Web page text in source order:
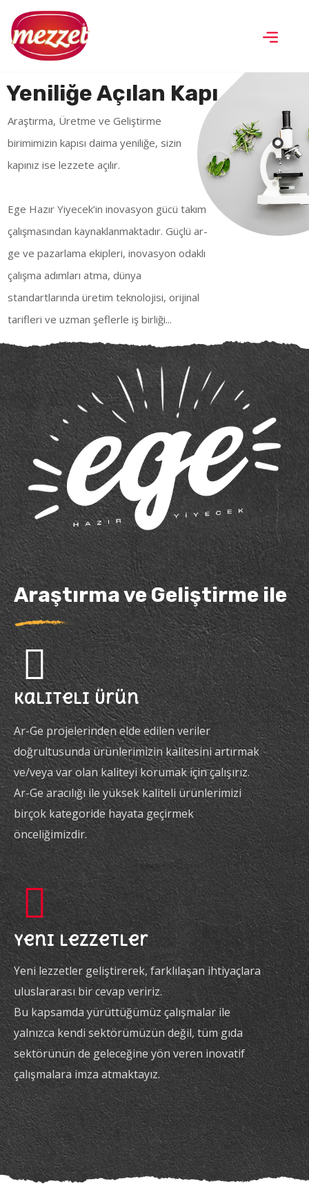
Yeniliğe Açılan Kapı
Araştırma, Üretme ve Geliştirme
birimimizin kapısı daima yeniliğe, sizin
kapınız ise lezzete açılır.
Ege Hazır Yiyecek’in inovasyon gücü takım
çalışmasından kaynaklanmaktadır. Güçlü ar-
ge ve pazarlama ekipleri, inovasyon odaklı
çalışma adımları atma, dünya
standartlarında üretim teknolojisi, orijinal
tarifleri ve uzman şeflerle iş birliği...
Araştırma ve Geliştirme ile
Kaliteli Ürün
Ar-Ge projelerinden elde edilen veriler
doğrultusunda ürünlerimizin kalitesini artırmak
ve/veya var olan kaliteyi korumak için çalışırız.
Ar-Ge aracılığı ile yüksek kaliteli ürünlerimizi
birçok kategoride hayata geçirmek
önceliğimizdir.
Yeni Lezzetler
Yeni lezzetler geliştirerek, farklılaşan ihtiyaçlara
uluslararası bir cevap veririz.
Bu kapsamda yürüttüğümüz çalışmalar ile
yalnızca kendi sektörümüzün değil, tüm gıda
sektörünün de geleceğine yön veren inovatif
çalışmalara imza atmaktayız.